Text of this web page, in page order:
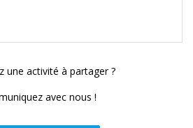
une activité à partager ?
avec nous !